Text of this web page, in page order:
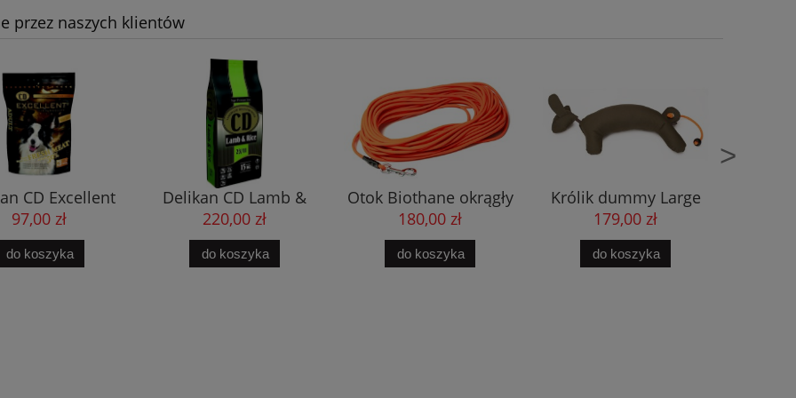
przez naszych klientów
CD Excellent
Beef 3kg
97,00 zł
do koszyka
Delikan CD Lamb &
Rice 15kg
220,00 zł
do koszyka
Otok Biothane okrągły
pomarańczowy
180,00 zł
do koszyka
Królik dummy Large
179,00 zł
do koszyka
>